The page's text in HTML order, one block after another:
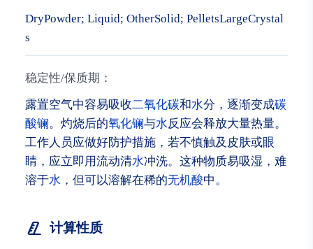
DryPowder; Liquid; OtherSolid; PelletsLargeCrystal
s
稳定性/保质期：
露置空气中容易吸收二氧化碳和水分，逐渐变成碳
酸镧。灼烧后的氧化镧与水反应会释放大量热量。
工作人员应做好防护措施，若不慎触及皮肤或眼
睛，应立即用流动清水冲洗。这种物质易吸湿，难
溶于水 ，但可以溶解在稀的无机酸中。
计算性质